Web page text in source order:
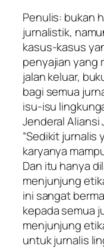
Penulis: bukan
jurnalistik,
kasus-kasus
penyajian yang
jalan keluar,
bagi semua
isu-isu
Jenderal
“Sedikit jurnalis
karyanya
Dan itu hanya
menjunjung
ini sangat
kepada semua
menjunjung
untuk jurnalis